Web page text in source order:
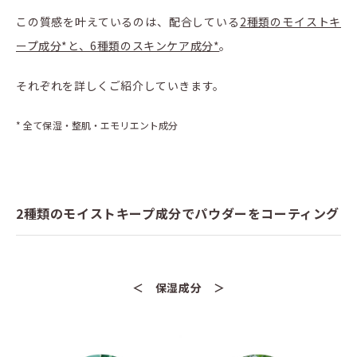
この質感を叶えているのは、配合している 2種類のモイストキ
ープ成分*と、6種類のスキンケア成分*。
それぞれを詳しくご紹介していきます。
* 全て保湿・整肌・エモリエント成分
2種類のモイストキープ成分でパウダーをコーティング
＜ 保湿成分 ＞